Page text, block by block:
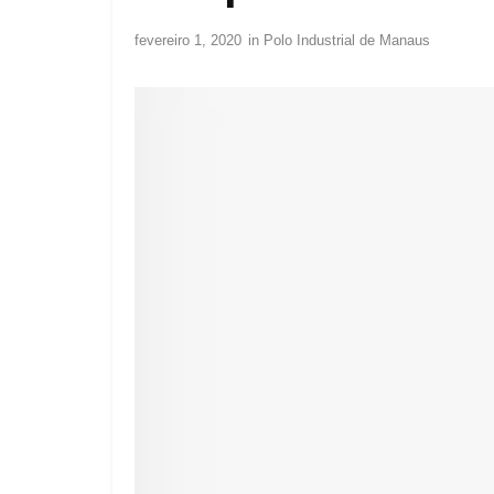
fevereiro 1, 2020 in Polo Industrial de Manaus